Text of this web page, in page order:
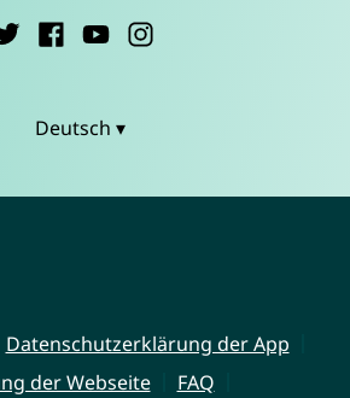
Deutsch ▾
Datenschutzerklärung der App
der Webseite
FAQ